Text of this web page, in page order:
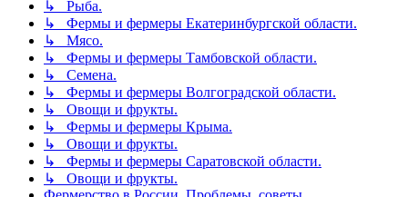
↳ Рыба.
↳ Фермы и фермеры Екатеринбургской области.
↳ Мясо.
↳ Фермы и фермеры Тамбовской области.
↳ Семена.
↳ Фермы и фермеры Волгоградской области.
↳ Овощи и фрукты.
↳ Фермы и фермеры Крыма.
↳ Овощи и фрукты.
↳ Фермы и фермеры Саратовской области.
↳ Овощи и фрукты.